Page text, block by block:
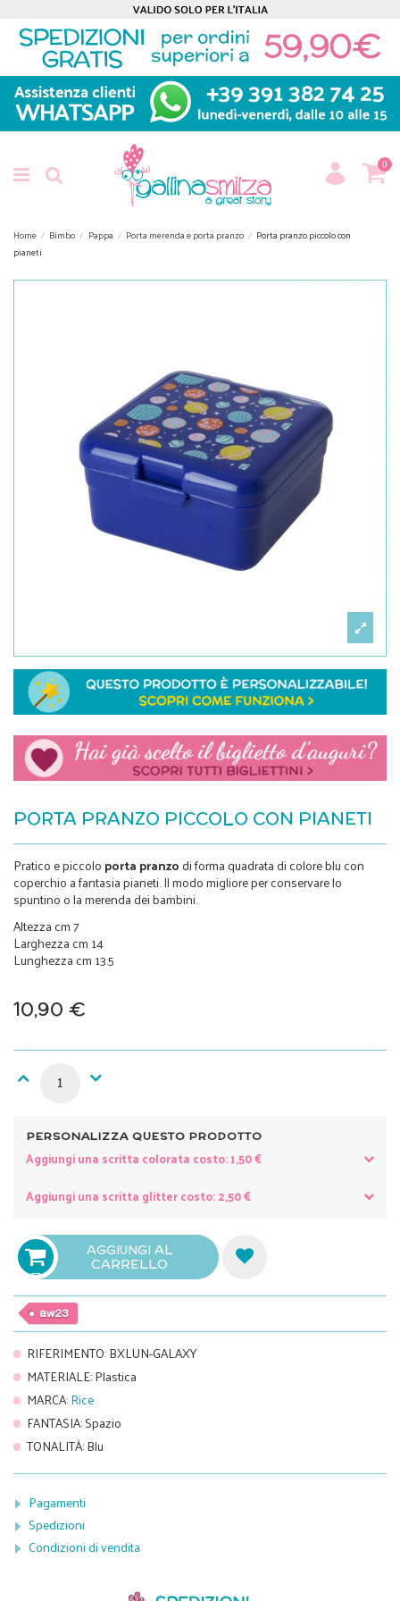
0
Home Bimbo Pappa Porta merenda e porta pranzo
Porta pranzo piccolo con
pianeti
PORTA PRANZO PICCOLO CON PIANETI
Pratico e piccolo porta pranzodi forma quadrata di colore blu con
coperchio a fantasia pianeti. Il modo migliore per conservare lo
spuntino o la merenda dei bambini.
Altezza cm 7
Larghezza cm 14
Lunghezza cm 13.5
10,90 €
PERSONALIZZA QUESTO PRODOTTO
Aggiungi una scritta colorata costo: 1,50 €
Aggiungi una scritta glitter costo: 2,50 €

AGGIUNGI AL
CARRELLO
aw23
RIFERIMENTO:BXLUN-GALAXY
MATERIALE:Plastica
MARCA:Rice
FANTASIA:Spazio
TONALITÀ:Blu
Pagamenti
Spedizioni
Condizioni di vendita